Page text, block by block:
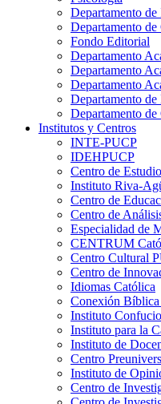
Departamento de
Departamento
Fondo Editorial
Departamento
Departamento
Departamento
Departamento de
Departamento de
Institutos y Centros
INTE-PUCP
IDEHPUCP
Centro de
Instituto Riva-
Centro de
Centro de
Especialidad de
CENTRUM
Centro Cultural
Centro de
Idiomas Católica
Conexión
Instituto Confucio
Instituto para la
Instituto de
Centro
Instituto de
Centro de